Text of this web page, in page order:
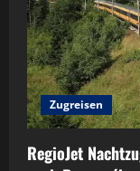
Zugreisen
RegioJet